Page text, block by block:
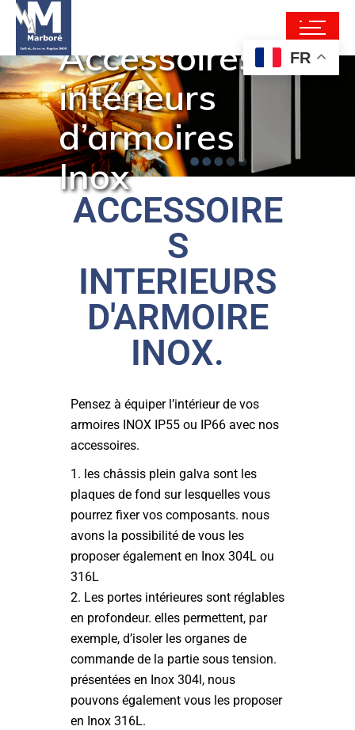
Accessoires
intérieurs
d’armoires
Inox
ACCESSOIRE
S
INTERIEURS
D'ARMOIRE
INOX.
Pensez à équiper l’intérieur de vos
armoires INOX IP55 ou IP66 avec nos
accessoires.
les châssis plein galva sont les
plaques de fond sur lesquelles vous
pourrez fixer vos composants. nous
avons la possibilité de vous les
proposer également en Inox 304L ou
316L
Les portes intérieures sont réglables
en profondeur. elles permettent, par
exemple, d’isoler les organes de
commande de la partie sous tension.
présentées en Inox 304l, nous
pouvons également vous les proposer
en Inox 316L.
FR